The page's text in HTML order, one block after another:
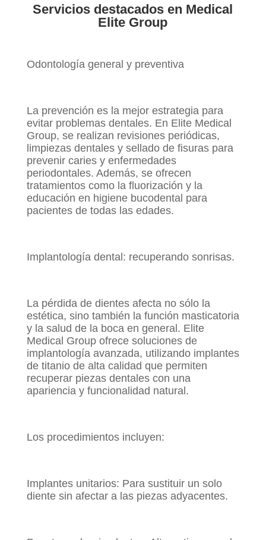
Servicios destacados en Medical
Elite Group
Odontología general y preventiva
La prevención es la mejor estrategia para
evitar problemas dentales. En Elite Medical
Group, se realizan revisiones periódicas,
limpiezas dentales y sellado de fisuras para
prevenir caries y enfermedades
periodontales. Además, se ofrecen
tratamientos como la fluorización y la
educación en higiene bucodental para
pacientes de todas las edades.
Implantología dental: recuperando sonrisas.
La pérdida de dientes afecta no sólo la
estética, sino también la función masticatoria
y la salud de la boca en general. Elite
Medical Group ofrece soluciones de
implantología avanzada, utilizando implantes
de titanio de alta calidad que permiten
recuperar piezas dentales con una
apariencia y funcionalidad natural.
Los procedimientos incluyen:
Implantes unitarios: Para sustituir un solo
diente sin afectar a las piezas adyacentes.